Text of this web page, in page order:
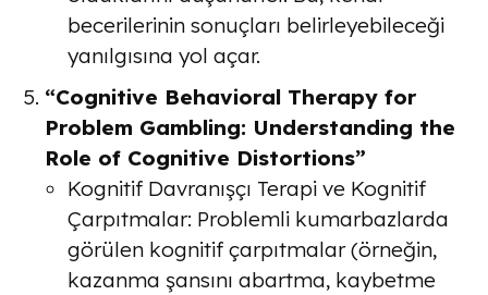
becerilerinin sonuçları belirleyebileceği
yanılgısına yol açar.
“Cognitive Behavioral Therapy for
Problem Gambling: Understanding the
Role of Cognitive Distortions”
Kognitif Davranışçı Terapi ve Kognitif
Çarpıtmalar: Problemli kumarbazlarda
görülen kognitif çarpıtmalar (örneğin,
kazanma şansını abartma, kaybetme